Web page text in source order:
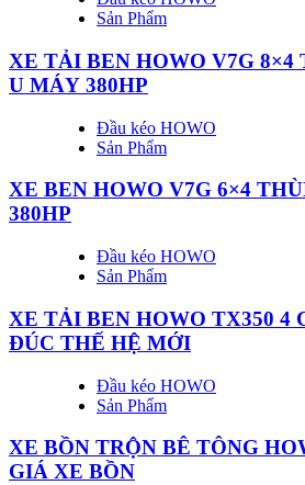
Sản Phẩm
XE TẢI BEN HOWO V7G 8×4
U MÁY 380HP
Đầu kéo HOWO
Sản Phẩm
XE BEN HOWO V7G 6×4
380HP
Đầu kéo HOWO
Sản Phẩm
XE TẢI BEN HOWO TX350 4
ĐÚC THẾ HỆ MỚI
Đầu kéo HOWO
Sản Phẩm
XE BỒN TRỘN BÊ TÔNG
GIÁ XE BỒN